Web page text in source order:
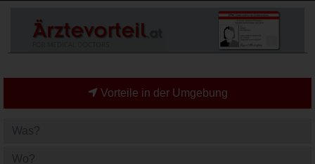
Vorteile in der Umgebung